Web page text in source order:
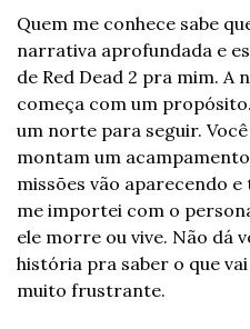
Quem me conhece sabe
narrativa aprofundada e
de Red Dead 2 pra mim.
começa com um
um norte para seguir.
montam um
missões vão aparecendo
me importei com o
ele morre ou vive. Não dá
história pra saber o que
muito frustrante.